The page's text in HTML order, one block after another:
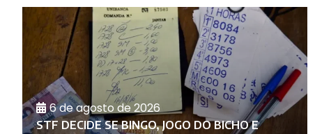
6 de agosto de 2026
STF DECIDE SE BINGO, JOGO DO BICHO E